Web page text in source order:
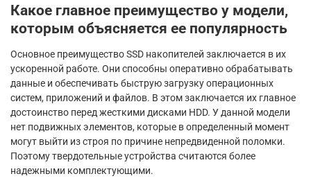
Какое главное преимущество у модели,
которым объясняется ее популярность
Основное преимущество SSD накопителей заключается в их
ускоренной работе. Они способны оперативно обрабатывать
данные и обеспечивать быструю загрузку операционных
систем, приложений и файлов. В этом заключается их главное
достоинство перед жесткими дисками HDD. У данной модели
нет подвижных элементов, которые в определенный момент
могут выйти из строя по причине непредвиденной поломки.
Поэтому твердотельные устройства считаются более
надежными комплектующими.